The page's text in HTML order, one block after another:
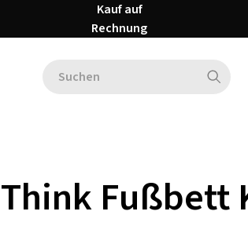
Kauf auf
Rechnung
Think Fußbett